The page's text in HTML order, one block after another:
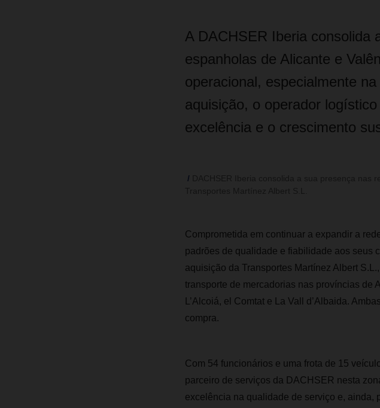
A DACHSER Iberia consolida
espanholas de Alicante e
operacional, especialmente
aquisição, o operador
excelência e o crescimento
Comprometida em continuar a expandir a
padrões de qualidade e fiabilidade aos seus
aquisição da Transportes Martínez Albert
transporte de mercadorias nas províncias de
L’Alcoiá, el Comtat e La Vall d’Albaida.
compra.
Com 54 funcionários e uma frota de 15
parceiro de serviços da DACHSER nesta
excelência na qualidade de serviço e, ainda,